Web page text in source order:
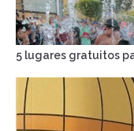
5 lugares gratuitos